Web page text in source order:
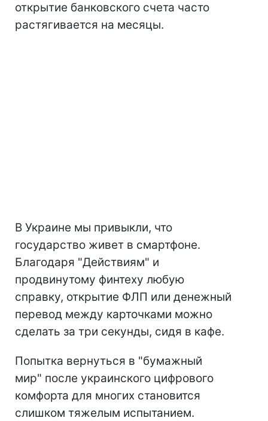
открытие банковского счета часто
растягивается на месяцы.
В Украине мы привыкли, что
государство живет в смартфоне.
Благодаря "Действиям" и
продвинутому финтеху любую
справку, открытие ФЛП или денежный
перевод между карточками можно
сделать за три секунды, сидя в кафе.
Попытка вернуться в "бумажный
мир" после украинского цифрового
комфорта для многих становится
слишком тяжелым испытанием.